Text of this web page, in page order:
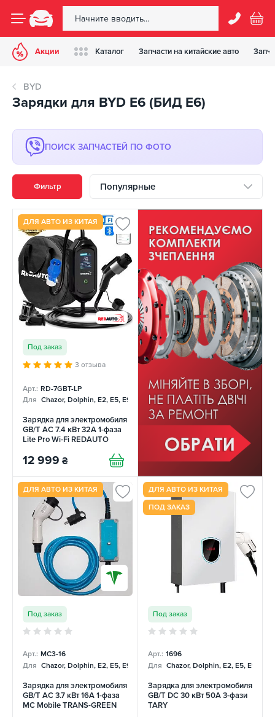
Акции Каталог Запчасти на китайские авто
BYD
Зарядки для BYD E6 (БИД Е6)
ПОИСК ЗАПЧАСТЕЙ ПО ФОТО
Фильтр Популярные
ДЛЯ АВТО ИЗ КИТАЯ
Под заказ
3 отзыва
Арт.: RD-7GBT-LP
Для Chazor, Dolphin, E2, E5, E9, Mercedes, Tang
Зарядка для электромобиля
GB/T AC 7.4 кВт 32А 1-фаза
Lite Pro Wi-Fi REDAUTO
12 999 ₴
ДЛЯ АВТО ИЗ КИТАЯ
Под заказ
Арт.: MC3-16
Для Chazor, Dolphin, E2, E5, E9, Mercedes
Зарядка для электромобиля
GB/T AC 3.7 кВт 16А 1-фаза
MC Mobile TRANS-GREEN
ДЛЯ АВТО ИЗ КИТАЯ
ПОД ЗАКАЗ
Под заказ
Арт.: 1696
Для Chazor, Dolphin, E2, E5, E9,
Зарядка для электромобиля
GB/T DC 30 кВт 50А 3-фази
TARY